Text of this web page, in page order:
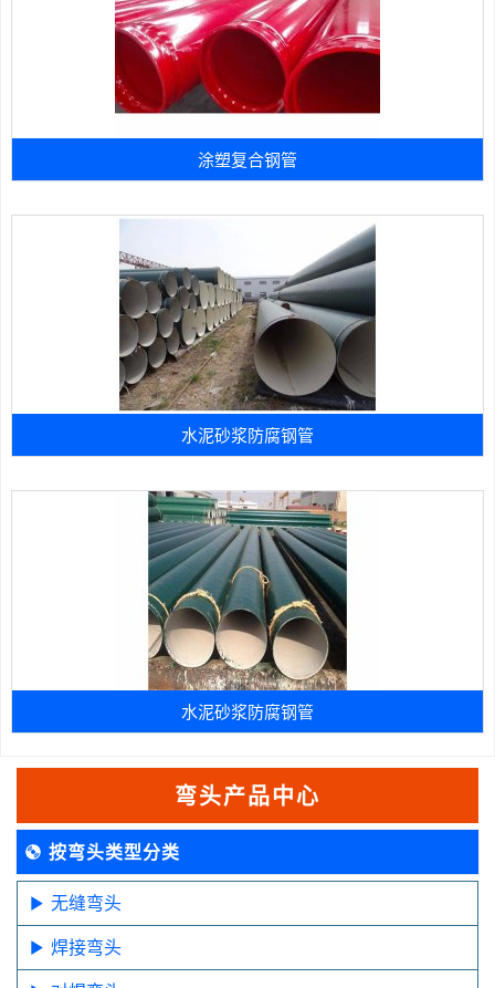
涂塑复合钢管
水泥砂浆防腐钢管
水泥砂浆防腐钢管
弯头产品中心
按弯头类型分类
无缝弯头
焊接弯头